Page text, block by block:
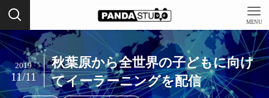
MENU
秋葉原から全世界の子どもに向け
てイーラーニングを配信
2019
11/11